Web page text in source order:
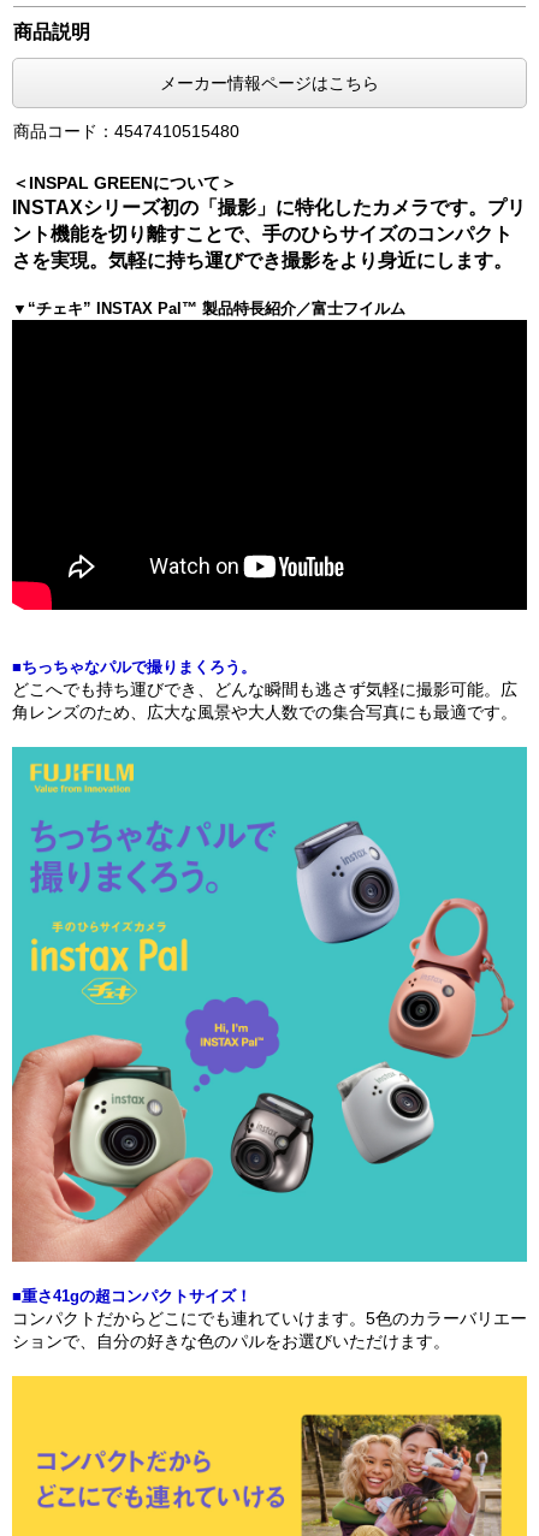
商品説明
メーカー情報ページはこちら
商品コード：4547410515480
＜INSPAL GREENについて＞
INSTAXシリーズ初の「撮影」に特化したカメラです。プリ
ント機能を切り離すことで、手のひらサイズのコンパクト
さを実現。気軽に持ち運びでき撮影をより身近にします。
▼“チェキ” INSTAX Pal™ 製品特長紹介／富士フイルム
■ちっちゃなパルで撮りまくろう。
どこへでも持ち運びでき、どんな瞬間も逃さず気軽に撮影可能。広
角レンズのため、広大な風景や大人数での集合写真にも最適です。
■重さ41gの超コンパクトサイズ！
コンパクトだからどこにでも連れていけます。5色のカラーバリエー
ションで、自分の好きな色のパルをお選びいただけます。